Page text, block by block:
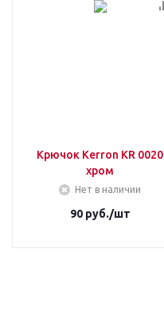
Крючок Kerron KR 0020
хром
Нет в наличии
90руб./шт